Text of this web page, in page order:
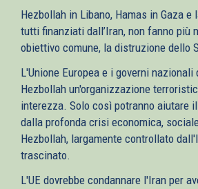
Hezbollah in Libano, Hamas in Gaza
tutti finanziati dall’Iran, non fanno più
obiettivo comune, la distruzione dello
L'Unione Europea e i governi nazionali
Hezbollah un'organizzazione
interezza. Solo così potranno aiutare
dalla profonda crisi economica,
Hezbollah, largamente controllato
trascinato.
L'UE dovrebbe condannare l'Iran per